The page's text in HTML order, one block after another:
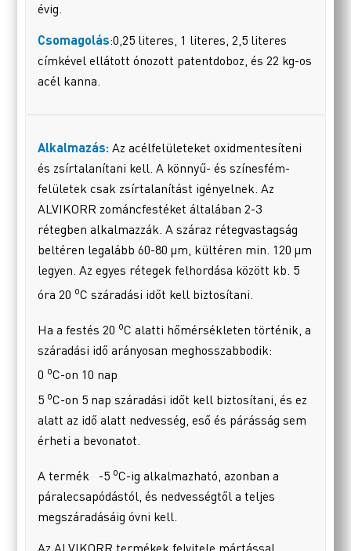
évig.
Csomagolás:0,25 literes, 1 literes, 2,5 literes
címkével ellátott ónozott patentdoboz, és 22 kg-os
acél kanna.
Alkalmazás:Az acélfelületeket oxidmentesíteni
és zsírtalanítani kell. A könnyű- és színesfém-
felületek csak zsírtalanítást igényelnek. Az
ALVIKORR zománcfestéket általában 2-3
rétegben alkalmazzák. A száraz rétegvastagság
beltéren legalább 60-80 µm, kültéren min. 120 µm
legyen. Az egyes rétegek felhordása között kb. 5
óra 20 oC száradási időt kell biztosítani.
Ha a festés 20 oC alatti hőmérsékleten történik, a
száradási idő arányosan meghosszabbodik:
0 oC-on 10 nap
5 oC-on 5 nap száradási időt kell biztosítani, és ez
alatt az idő alatt nedvesség, eső és párásság sem
érheti a bevonatot.
A termék -5 oC-ig alkalmazható, azonban a
páralecsapódástól, és nedvességtől a teljes
megszáradásáig óvni kell.
Az ALVIKORR termékek felvitele mártással,